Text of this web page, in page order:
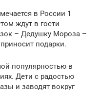
в России 1
ждут в гости
– Дедушку Мороза –
подарки.
популярностью в
Дети с радостью
и заводят вокруг